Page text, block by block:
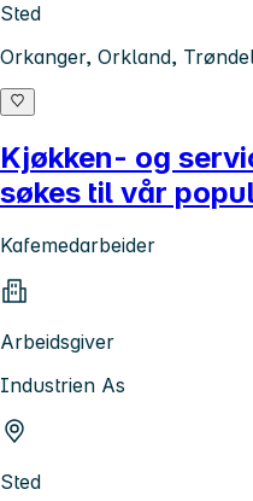
Sted
Orkanger, Orkland,
Kjøkken- og
søkes til vår
Kafemedarbeider
Arbeidsgiver
Industrien As
Sted